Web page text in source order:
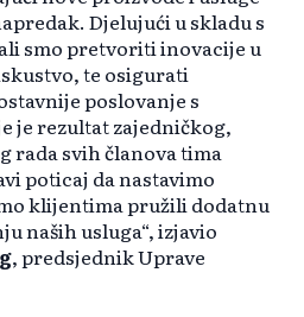
Djelujući u skladu s
smo pretvoriti inovacije u
te osigurati
poslovanje s
je rezultat zajedničkog,
rada svih članova tima
poticaj da nastavimo
klijentima pružili dodatnu
naših usluga“, izjavio
, predsjednik Uprave